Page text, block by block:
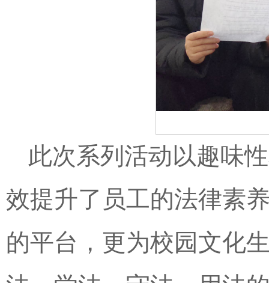
此次系列活动以趣味
效提升了员工的法律素
的平台，更为校园文化